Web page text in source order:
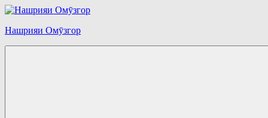
Перейти
содержимому
Нашрияи Омӯзгор